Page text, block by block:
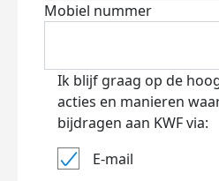
Mobiel nummer
Ik blijf graag op de
acties en manieren
bijdragen aan KWF via:
E-mail